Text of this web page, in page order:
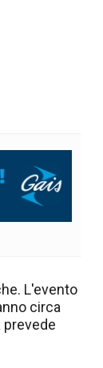
L'evento
circa
prevede